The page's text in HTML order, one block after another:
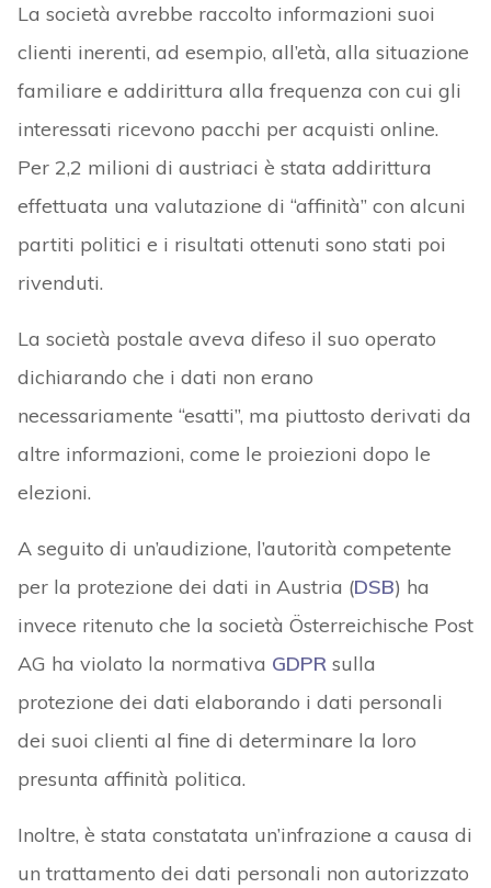
La società avrebbe raccolto informazioni suoi
clienti inerenti, ad esempio, all’età, alla situazione
familiare e addirittura alla frequenza con cui gli
interessati ricevono pacchi per acquisti online.
Per 2,2 milioni di austriaci è stata addirittura
effettuata una valutazione di “affinità” con alcuni
partiti politici e i risultati ottenuti sono stati poi
rivenduti.
La società postale aveva difeso il suo operato
dichiarando che i dati non erano
necessariamente “esatti”, ma piuttosto derivati da
altre informazioni, come le proiezioni dopo le
elezioni.
A seguito di un’audizione, l’autorità competente
per la protezione dei dati in Austria (DSB) ha
invece ritenuto che la società Österreichische Post
AG ha violato la normativa GDPRsulla
protezione dei dati elaborando i dati personali
dei suoi clienti al fine di determinare la loro
presunta affinità politica.
Inoltre, è stata constatata un’infrazione a causa di
un trattamento dei dati personali non autorizzato